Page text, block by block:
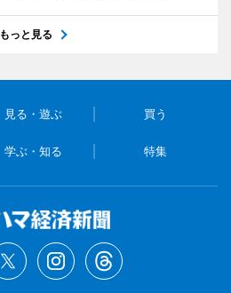
もっと見る
見る・遊ぶ 買う
学ぶ・知る 特集